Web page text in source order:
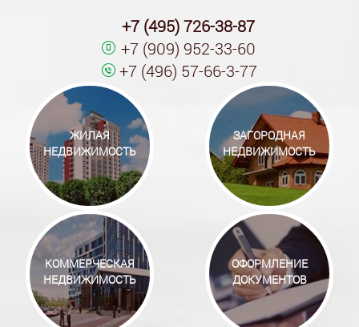
+7 (495) 726-38-87
+7 (909) 952-33-60
+7 (496) 57-66-3-77
ЖИЛАЯ
НЕДВИЖИМОСТЬ
ЗАГОРОДНАЯ
НЕДВИЖИМОСТЬ
КОММЕРЧЕСКАЯ
НЕДВИЖИМОСТЬ
ОФОРМЛЕНИЕ
ДОКУМЕНТОВ